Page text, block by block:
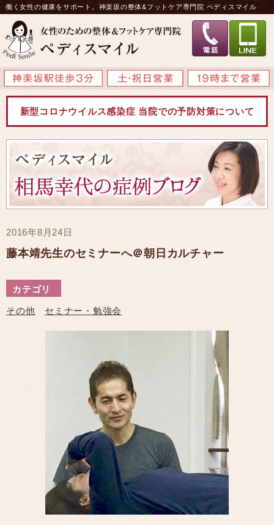
働く女性の健康をサポート。神楽坂の整体&フットケア専門院 ペディスマイル
新型コロナウイルス感染症 当院での予防対策について
2016年8月24日
藤本靖先生のセミナーへ＠朝日カルチャー
カテゴリ
その他 セミナー・勉強会